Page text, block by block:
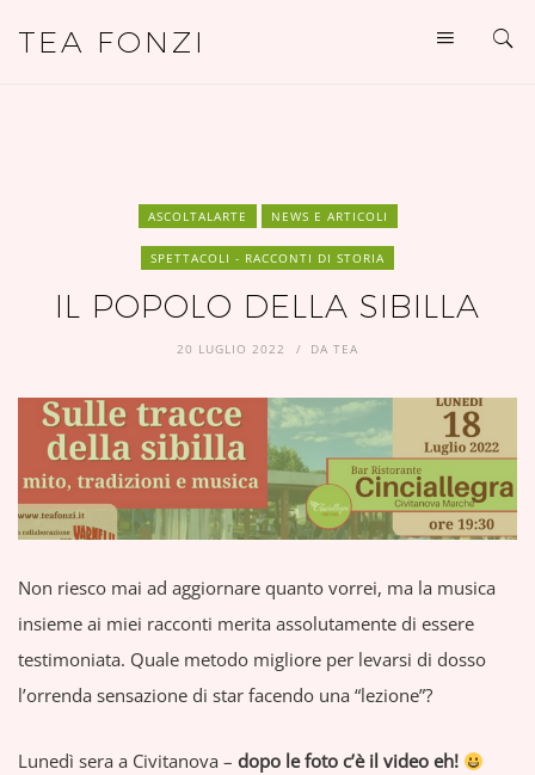
TEA FONZI
ASCOLTALARTE NEWS E ARTICOLI
SPETTACOLI - RACCONTI DI STORIA
IL POPOLO DELLA SIBILLA
20 LUGLIO 2022 DA TEA
Non riesco mai ad aggiornare quanto vorrei, ma la musica
insieme ai miei racconti merita assolutamente di essere
testimoniata. Quale metodo migliore per levarsi di dosso
l’orrenda sensazione di star facendo una “lezione”?
Lunedì sera a Civitanova – dopo le foto c’è il video eh!